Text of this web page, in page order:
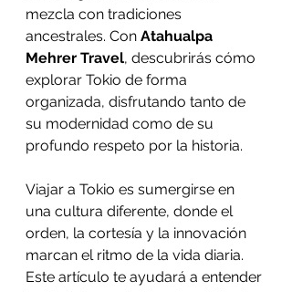
mezcla con tradiciones
ancestrales. Con Atahualpa
Mehrer Travel, descubrirás cómo
explorar Tokio de forma
organizada, disfrutando tanto de
su modernidad como de su
profundo respeto por la historia.
Viajar a Tokio es sumergirse en
una cultura diferente, donde el
orden, la cortesía y la innovación
marcan el ritmo de la vida diaria.
Este artículo te ayudará a entender